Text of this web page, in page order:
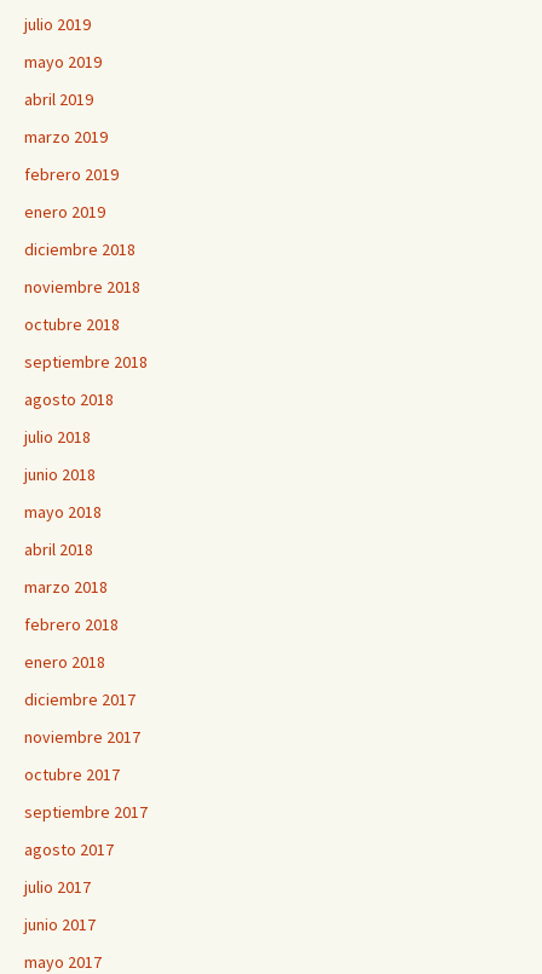
julio 2019
mayo 2019
abril 2019
marzo 2019
febrero 2019
enero 2019
diciembre 2018
noviembre 2018
octubre 2018
septiembre 2018
agosto 2018
julio 2018
junio 2018
mayo 2018
abril 2018
marzo 2018
febrero 2018
enero 2018
diciembre 2017
noviembre 2017
octubre 2017
septiembre 2017
agosto 2017
julio 2017
junio 2017
mayo 2017